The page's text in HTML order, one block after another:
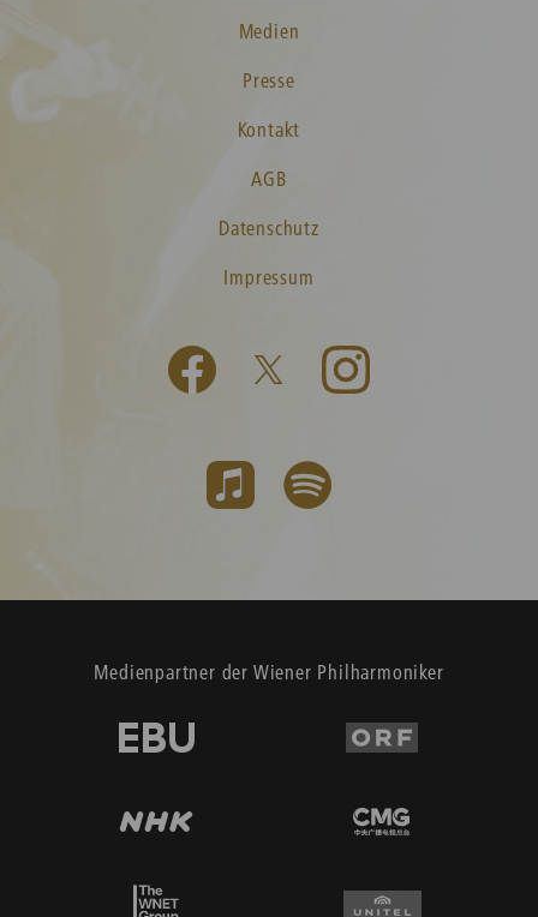
Medien
Presse
Kontakt
AGB
Datenschutz
Impressum
Medienpartner der Wiener Philharmoniker